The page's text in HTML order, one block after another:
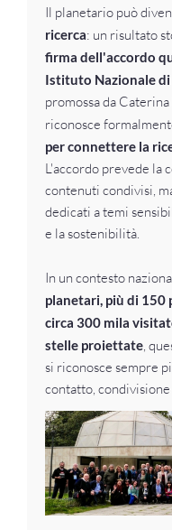
Il planetario può
ricerca: un risultato
firma dell'accordo
Istituto Nazionale
promossa da
riconosce
per connettere la
L'accordo prevede la
contenuti condivisi,
dedicati a temi
e la sostenibilità.
In un contesto
planetari, più di 150
circa 300 mila
stelle proiettate,
si riconosce sempre
contatto, condivisione